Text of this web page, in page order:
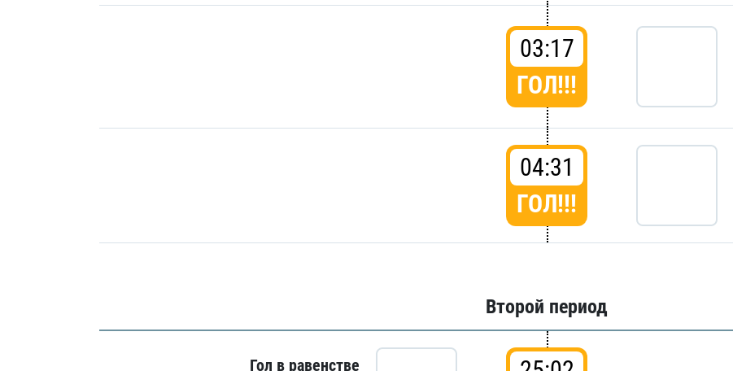
03:17
ГОЛ!!!
04:31
ГОЛ!!!
Второй период
Гол в равенстве